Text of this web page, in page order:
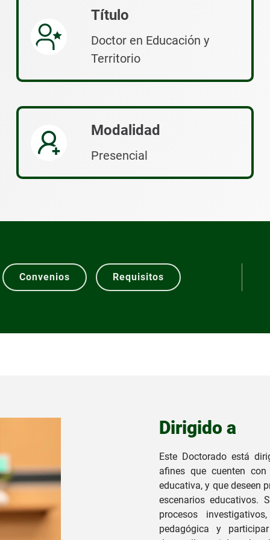
Título
Doctor en Educación y
Territorio
Modalidad
Presencial
Convenios Requisitos
Dirigido a
Este Doctorado está
afines que cuenten
educativa, y que deseen
escenarios educativos.
procesos
pedagógica y